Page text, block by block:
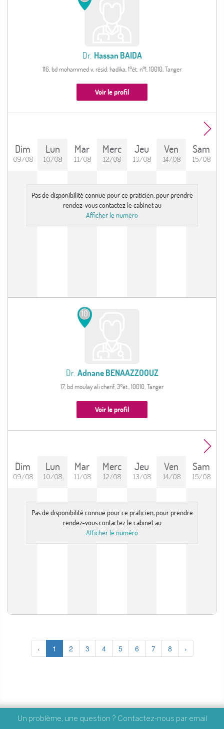
Dr. Hassan BAIDA
116, bd mohammed v, résid. hadika, 1°ét. n°1, 10010, Tanger
Voir le profil
Dim
09/08
Lun
10/08
Mar
11/08
Merc
12/08
Jeu
13/08
Ven
14/08
Sam
15/08
Pas de disponibilité connue pour ce praticien, pour prendre
rendez-vous contactez le cabinet au
Afficher le numéro
10
Dr. Adnane BENAAZZOOUZ
17, bd moulay ali cherif, 3°ét., 10010, Tanger
Voir le profil
Dim
09/08
Lun
10/08
Mar
11/08
Merc
12/08
Jeu
13/08
Ven
14/08
Sam
15/08
Pas de disponibilité connue pour ce praticien, pour prendre
rendez-vous contactez le cabinet au
Afficher le numéro
‹ 1 2 3 4 5 6 7 8 ›
Un problème, une question ? Contactez-nous par email